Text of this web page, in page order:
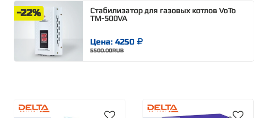
-22%
Стабилизатор для газовых котлов VoTo
TM-500VA
Цена: 4250
5500.00RUB